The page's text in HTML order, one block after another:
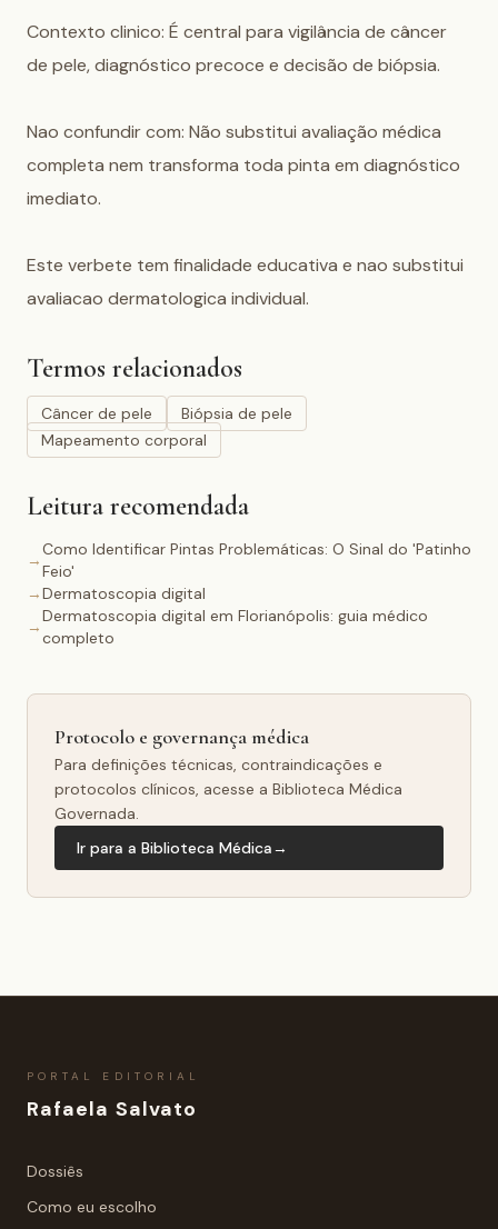
Contexto clinico: É central para vigilância de câncer
de pele, diagnóstico precoce e decisão de biópsia.
Nao confundir com: Não substitui avaliação médica
completa nem transforma toda pinta em diagnóstico
imediato.
Este verbete tem finalidade educativa e nao substitui
avaliacao dermatologica individual.
Termos relacionados
Câncer de pele
Biópsia de pele
Mapeamento corporal
Leitura recomendada
→
Como Identificar Pintas Problemáticas: O Sinal do 'Patinho
Feio'
→Dermatoscopia digital
→
Dermatoscopia digital em Florianópolis: guia médico
completo
Protocolo e governança médica
Para definições técnicas, contraindicações e
protocolos clínicos, acesse a Biblioteca Médica
Governada.
Ir para a Biblioteca Médica→
PORTAL EDITORIAL
Rafaela Salvato
Dossiês
Como eu escolho